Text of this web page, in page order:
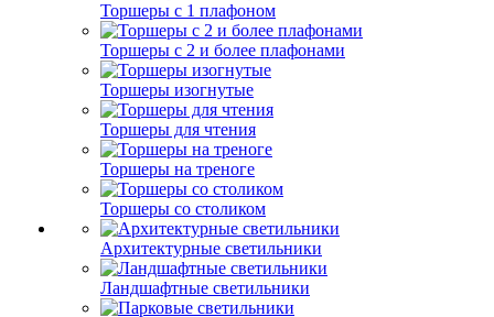
Торшеры с 1 плафоном
Торшеры с 2 и более плафонами
Торшеры изогнутые
Торшеры для чтения
Торшеры на треноге
Торшеры со столиком
Архитектурные светильники
Ландшафтные светильники